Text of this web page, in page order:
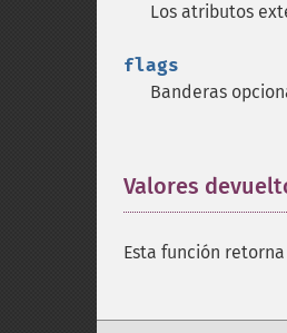
Los atributos
flags
Banderas
Valores
Esta función retorna